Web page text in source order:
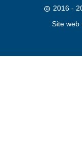
2016 -
Site web